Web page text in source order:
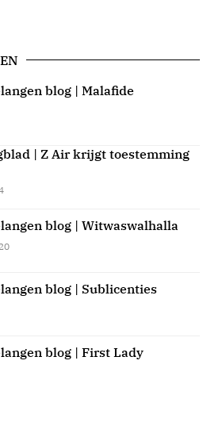
blog | Malafide
| Z Air krijgt toestemming
blog | Witwaswalhalla
blog | Sublicenties
blog | First Lady